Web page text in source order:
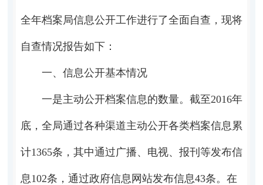
全年档案局信息公开工作进行了全面自查，现将
自查情况报告如下：
一、信息公开基本情况
一是主动公开档案信息的数量。截至2016年
底，全局通过各种渠道主动公开各类档案信息累
计1365条，其中通过广播、电视、报刊等发布信
息102条，通过政府信息网站发布信息43条。在